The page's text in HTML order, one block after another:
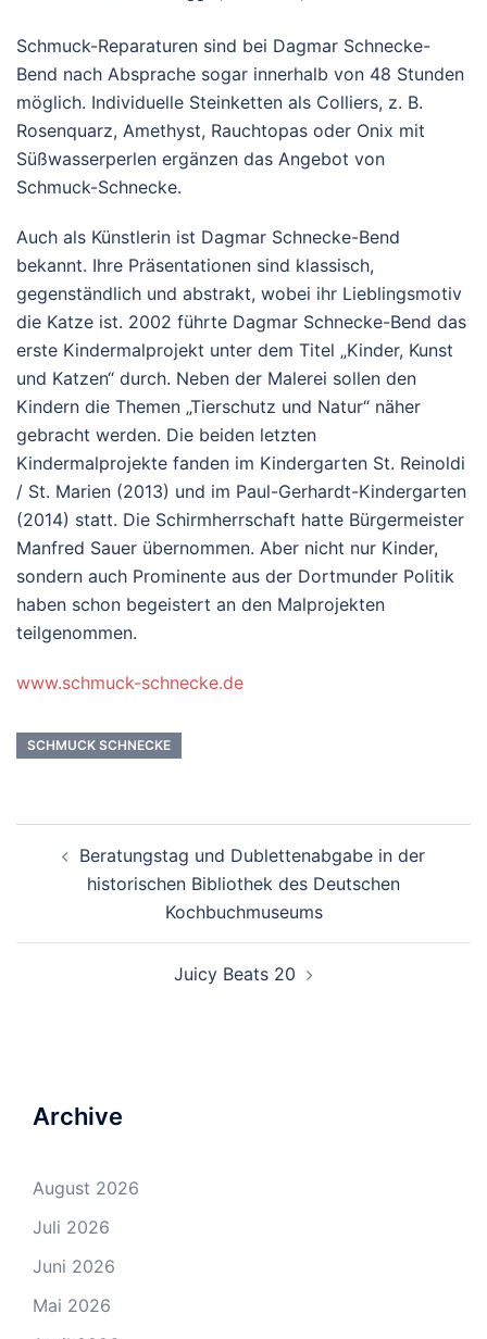
Schmuck-Reparaturen sind bei Dagmar Schnecke-
Bend nach Absprache sogar innerhalb von 48 Stunden
möglich. Individuelle Steinketten als Colliers, z. B.
Rosenquarz, Amethyst, Rauchtopas oder Onix mit
Süßwasserperlen ergänzen das Angebot von
Schmuck-Schnecke.
Auch als Künstlerin ist Dagmar Schnecke-Bend
bekannt. Ihre Präsentationen sind klassisch,
gegenständlich und abstrakt, wobei ihr Lieblingsmotiv
die Katze ist. 2002 führte Dagmar Schnecke-Bend das
erste Kindermalprojekt unter dem Titel „Kinder, Kunst
und Katzen“ durch. Neben der Malerei sollen den
Kindern die Themen „Tierschutz und Natur“ näher
gebracht werden. Die beiden letzten
Kindermalprojekte fanden im Kindergarten St. Reinoldi
/ St. Marien (2013) und im Paul-Gerhardt-Kindergarten
(2014) statt. Die Schirmherrschaft hatte Bürgermeister
Manfred Sauer übernommen. Aber nicht nur Kinder,
sondern auch Prominente aus der Dortmunder Politik
haben schon begeistert an den Malprojekten
teilgenommen.
www.schmuck-schnecke.de
SCHMUCK SCHNECKE
Navigation
Beratungstag und Dublettenabgabe in der
historischen Bibliothek des Deutschen
Kochbuchmuseums
Juicy Beats 20
Archive
August 2026
Juli 2026
Juni 2026
Mai 2026